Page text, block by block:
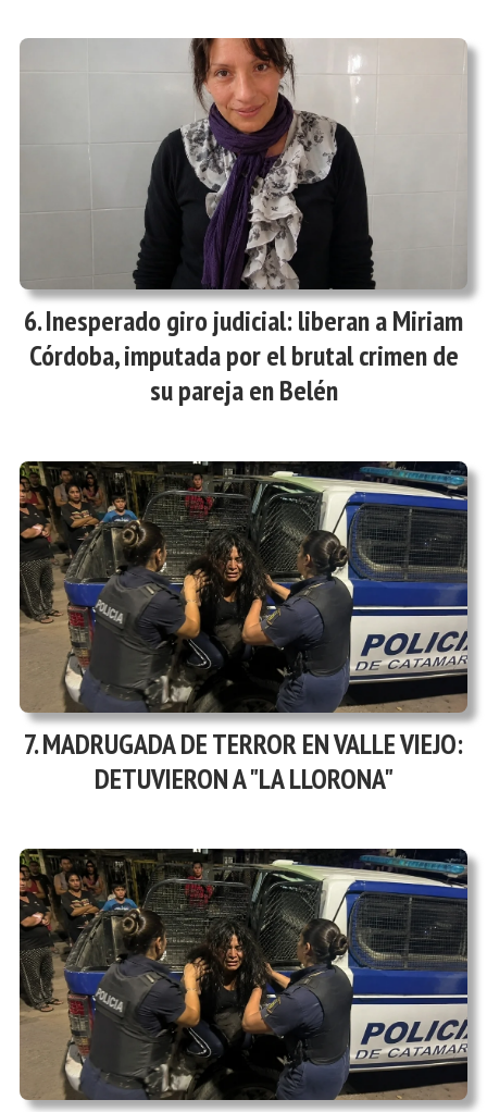
Inesperado giro judicial: liberan a Miriam
Córdoba, imputada por el brutal crimen de
su pareja en Belén
MADRUGADA DE TERROR EN VALLE VIEJO:
DETUVIERON A "LA LLORONA"